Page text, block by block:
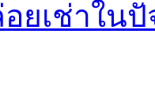
ยเช่าใน